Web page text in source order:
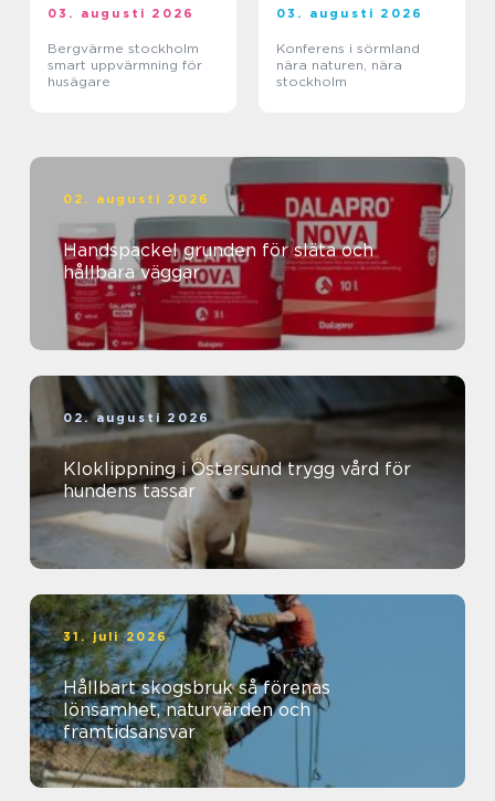
03. augusti 2026
Bergvärme stockholm
smart uppvärmning för
husägare
03. augusti 2026
Konferens i sörmland
nära naturen, nära
stockholm
02. augusti 2026
Handspackel grunden för släta och
hållbara väggar
02. augusti 2026
Kloklippning i Östersund trygg vård för
hundens tassar
31. juli 2026
Hållbart skogsbruk så förenas
lönsamhet, naturvärden och
framtidsansvar